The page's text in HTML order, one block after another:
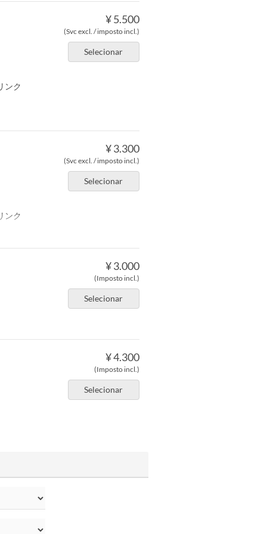
¥ 5.500
(Svc excl. / imposto incl.)
Selecionar
ンク
¥ 3.300
(Svc excl. / imposto incl.)
Selecionar
ンク
¥ 3.000
(Imposto incl.)
Selecionar
¥ 4.300
(Imposto incl.)
Selecionar